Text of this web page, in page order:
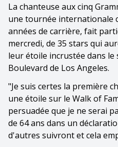
La chanteuse aux cinq
une tournée internationale
années de carrière, fait
mercredi, de 35 stars qui
leur étoile incrustée dans le
Boulevard de Los Angeles.
"Je suis certes la première
une étoile sur le Walk of
persuadée que je ne serai
de 64 ans dans un
d'autres suivront et cela